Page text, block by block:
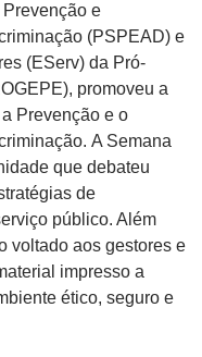
e
(PSPEAD) e
(EServ) da Pró-
promoveu a
Prevenção e o
A Semana
que debateu
de
público. Além
voltado aos gestores e
impresso a
ético, seguro e